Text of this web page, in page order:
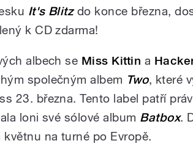
It's Blitzdo konce března,
k CD zdarma!
albech se Miss Kittin a
společným albem Two, které
23. března. Tento label patří
loni své sólové album Batbox.
na turné po Evropě.